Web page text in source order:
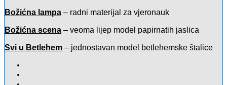
Božićna lampa – radni materijal za vjeronauk
Božićna scena – veoma lijep model papirnatih jaslica
Svi u Betlehem – jednostavan model betlehemske štalice